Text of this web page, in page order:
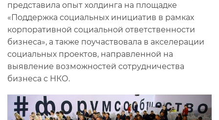
представила опыт холдинга на площадке
«Поддержка социальных инициатив в рамках
корпоративной социальной ответственности
бизнеса», а также поучаствовала в акселерации
социальных проектов, направленной на
выявление возможностей сотрудничества
бизнеса с НКО.